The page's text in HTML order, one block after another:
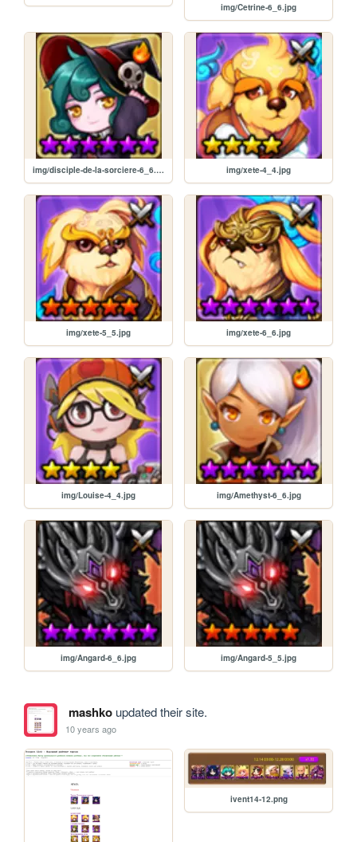
img/Cetrine-6_6.jpg
img/disciple-de-la-sorciere-6_6.jpg img/xete-4_4.jpg
img/xete-5_5.jpg img/xete-6_6.jpg
img/Louise-4_4.jpg img/Amethyst-6_6.jpg
img/Angard-6_6.jpg img/Angard-5_5.jpg
mashkoupdated their site.
10 years ago
ivent14-12.png